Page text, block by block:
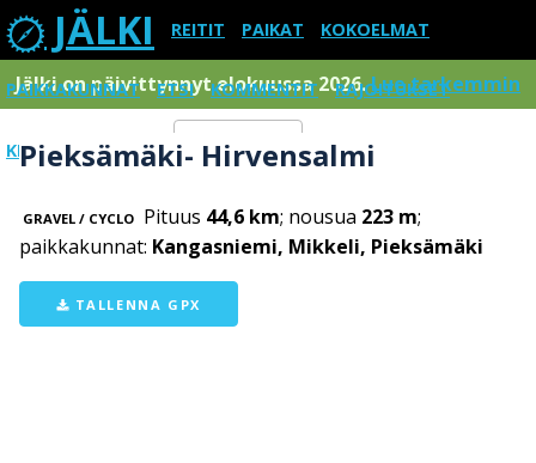
JÄLKI REITIT PAIKAT KOKOELMAT
PAIKKAKUNNAT ETSI KOMMENTIT RAJOITUKSET
KIRJAUDU SISÄÄN Menu
Jälki on päivittynnyt elokuussa 2026.Lue tarkemmin
Pieksämäki- Hirvensalmi
GRAVEL / CYCLO Pituus 44,6 km; nousua 223 m;
paikkakunnat: Kangasniemi, Mikkeli, Pieksämäki
TALLENNA GPX